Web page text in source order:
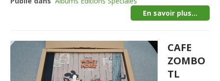
En savoir plus...
CAFE
ZOMBO
TL